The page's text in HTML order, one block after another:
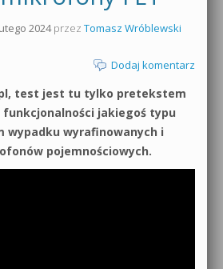
od podstaw
Massive
2024przez Tomasz Wróblewski
Dodaj komentarz
test jest tu tylko pretekstem
jakiegoś typu
wypadku wyrafinowanych i
pojemnościowych.